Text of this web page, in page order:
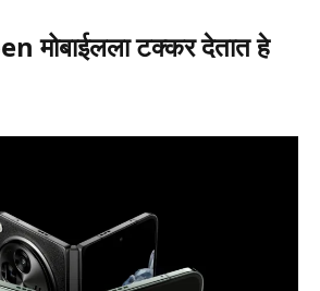
मोबाईलला टक्कर देतात हे